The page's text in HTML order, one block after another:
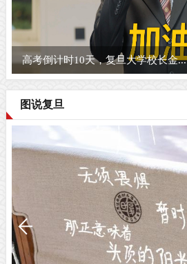
高考倒计时10天，复旦大学校长金...
图说复旦